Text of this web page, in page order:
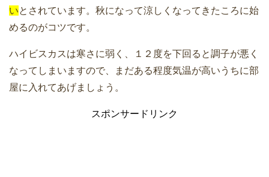
いとされています。秋になって涼しくなってきたころに始
めるのがコツです。
ハイビスカスは寒さに弱く、１２度を下回ると調子が悪く
なってしまいますので、まだある程度気温が高いうちに部
屋に入れてあげましょう。
スポンサードリンク